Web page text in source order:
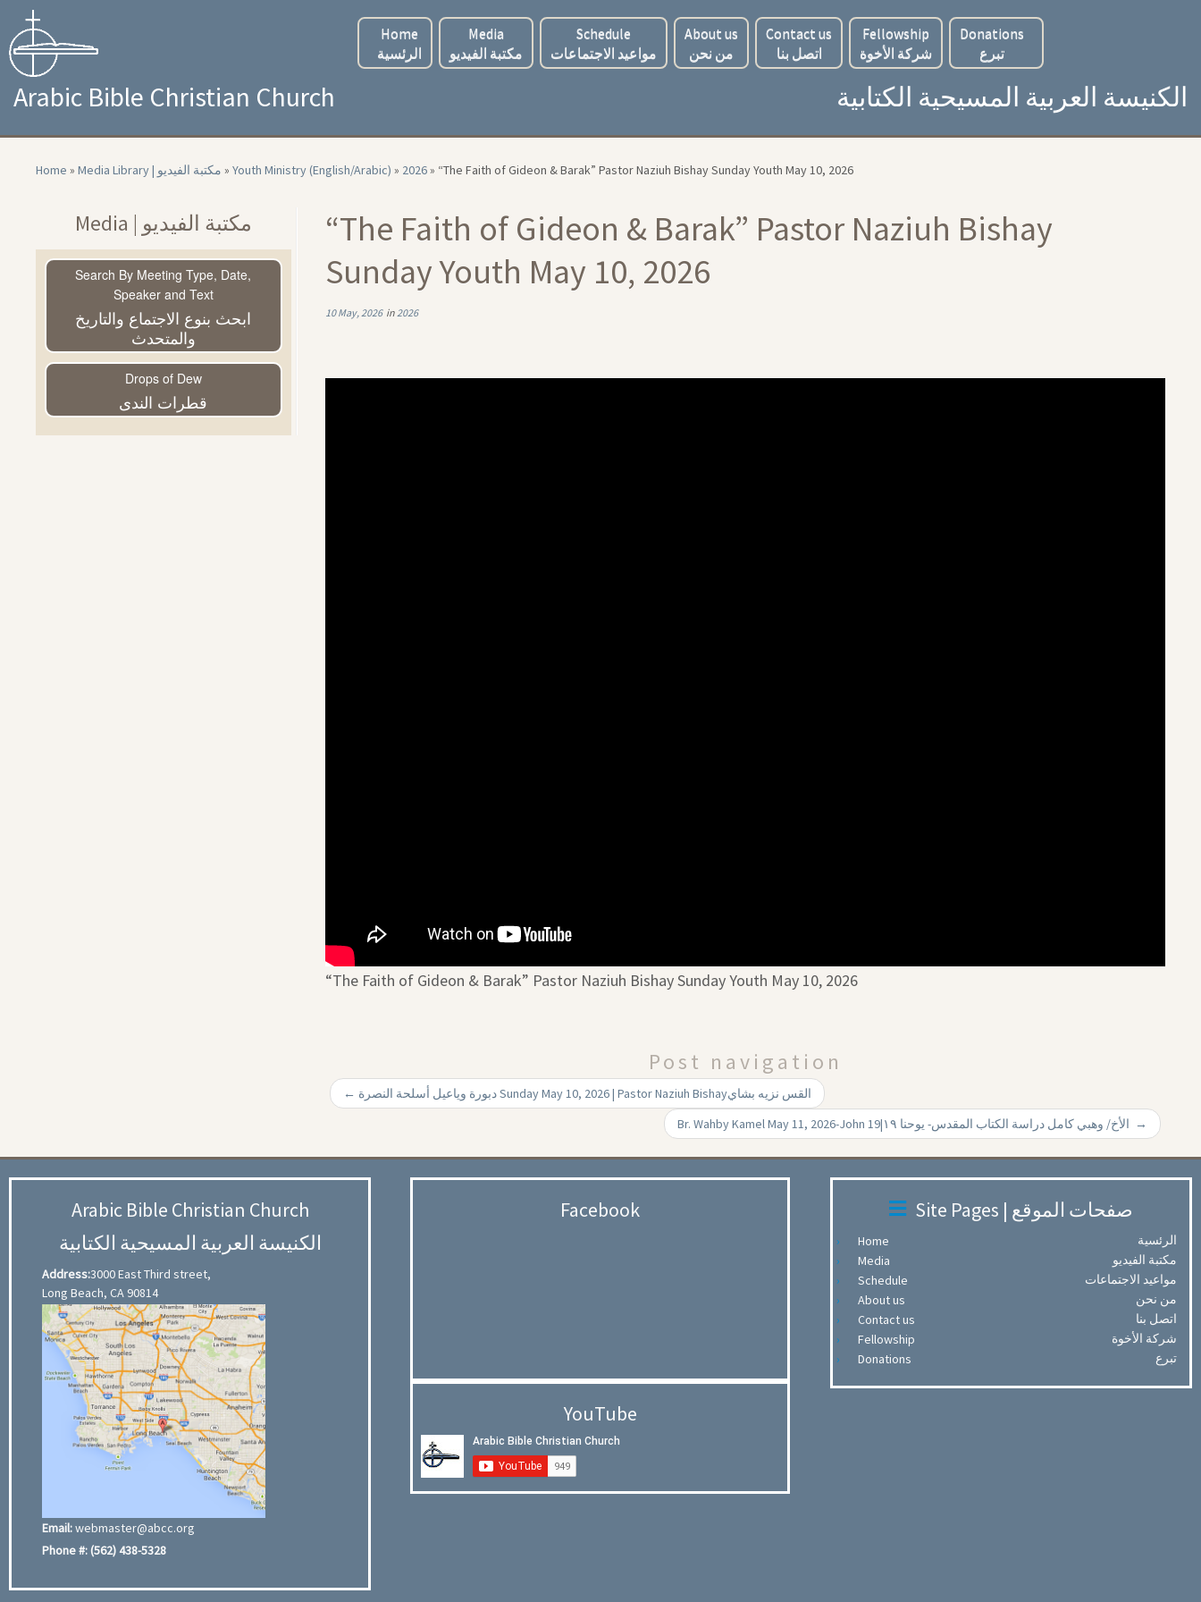
content
Home
الرئسية
Media
مكتبة الفيديو
Schedule
مواعيد الاجتماعات
About us
من نحن
Contact us
اتصل بنا
Fellowship
شركة الأخوة
Donations
تبرع
Arabic Bible Christian Church الكنيسة العربية المسيحية الكتابية
Home » Media Library | مكتبة الفيديو » Youth Ministry (English/Arabic) » 2026» “The Faith of Gideon & Barak” Pastor Naziuh Bishay Sunday Youth May 10, 2026
Media | مكتبة الفيديو
Search By Meeting Type, Date,
Speaker and Text
ابحث بنوع الاجتماع والتاريخ
والمتحدث
Drops of Dew
قطرات الندى
“The Faith of Gideon & Barak” Pastor Naziuh Bishay
Sunday Youth May 10, 2026
10 May, 2026in2026
“The Faith of Gideon & Barak” Pastor Naziuh Bishay Sunday Youth May 10, 2026
Post navigation
←
دبورة وياعيل أسلحة النصرة Sunday May 10, 2026 | Pastor Naziuh Bishayالقس نزيه بشاي
→
Arabic Bible Christian Church
الكنيسة العربية المسيحية الكتابية
Address:3000 East Third street,
Long Beach, CA 90814
Email:webmaster@abcc.org
Phone #:(562) 438-5328
Facebook
YouTube
Site Pages | صفحات الموقع
Home
الرئسية
Media
مكتبة الفيديو
Schedule
مواعيد الاجتماعات
About us
من نحن
Contact us
اتصل بنا
Fellowship
شركة الأخوة
Donations
تبرع